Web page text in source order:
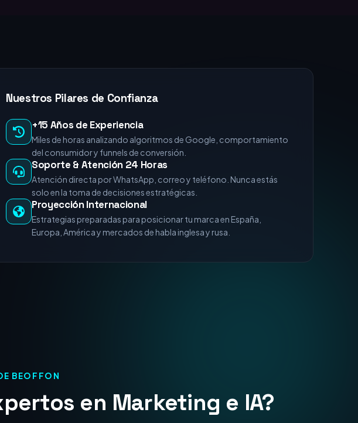
Nuestros Pilares de Confianza
+15 Años de Experiencia
Miles de horas analizando algoritmos de Google, comportamiento
del consumidor y funnels de conversión.
Soporte & Atención 24 Horas
Atención directa por WhatsApp, correo y teléfono. Nunca estás
solo en la toma de decisiones estratégicas.
Proyección Internacional
BEOFFON